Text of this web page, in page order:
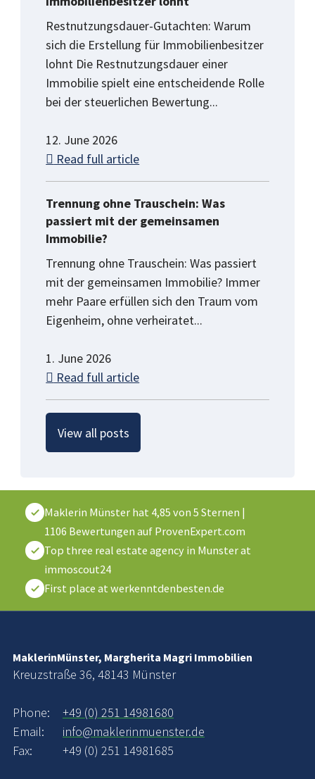
Restnutzungsdauer-Gutachten: Warum
sich die Erstellung für Immobilienbesitzer
lohnt Die Restnutzungsdauer einer
Immobilie spielt eine entscheidende Rolle
bei der steuerlichen Bewertung...
12. June 2026
Read full article
Trennung ohne Trauschein: Was
passiert mit der gemeinsamen
Immobilie?
Trennung ohne Trauschein: Was passiert
mit der gemeinsamen Immobilie? Immer
mehr Paare erfüllen sich den Traum vom
Eigenheim, ohne verheiratet...
1. June 2026
Read full article
View all posts
Maklerin Münster hat 4,85 von 5 Sternen |
1106 Bewertungen auf ProvenExpert.com
Top three real estate agency in Munster at
immoscout24
First place at werkenntdenbesten.de
MaklerinMünster, Margherita Magri Immobilien
Kreuzstraße 36, 48143 Münster
Phone:
+49 (0) 251 14981680
Email:
info@maklerinmuenster.de
Fax:
+49 (0) 251 14981685